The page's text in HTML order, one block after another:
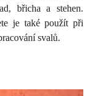
břicha a stehen.
je také použít při
svalů.